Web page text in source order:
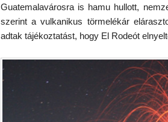
Guatemalavárosra is hamu hullott,
szerint a vulkanikus törmelékár
adtak tájékoztatást, hogy El Rodeót